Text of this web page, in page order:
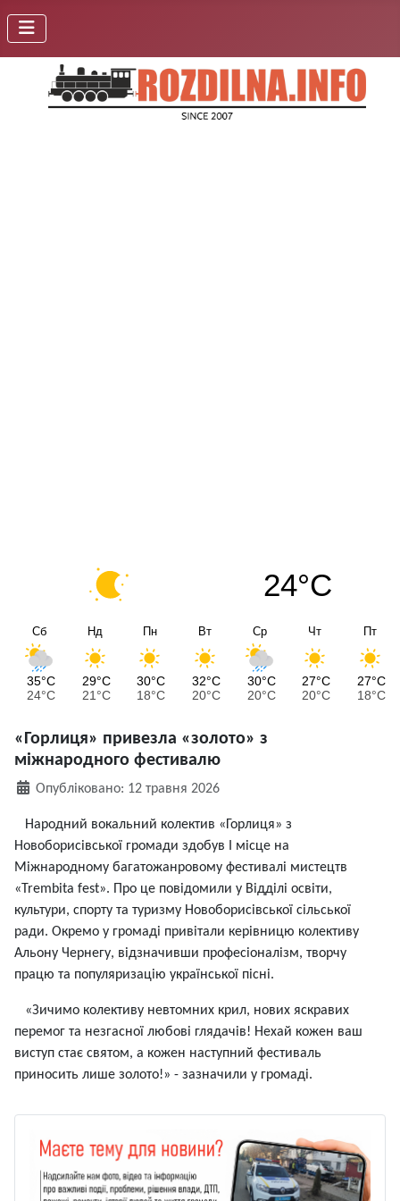
24°C
Сб
35°C
24°C
Нд
29°C
21°C
Пн
30°C
18°C
Вт
32°C
20°C
Ср
30°C
20°C
Чт
27°C
20°C
Пт
27°C
18°C
«Горлиця» привезла «золото» з
міжнародного фестивалю
ДеталіОпубліковано: 12 травня 2026
Народний вокальний колектив «Горлиця» з
Новоборисівської громади здобув І місце на
Міжнародному багатожанровому фестивалі мистецтв
«Trembita fest». Про це повідомили у Відділі освіти,
культури, спорту та туризму Новоборисівської сільської
ради. Окремо у громаді привітали керівницю колективу
Альону Чернегу, відзначивши професіоналізм, творчу
працю та популяризацію української пісні.
«Зичимо колективу невтомних крил, нових яскравих
перемог та незгасної любові глядачів! Нехай кожен ваш
виступ стає святом, а кожен наступний фестиваль
приносить лише золото!» - зазначили у громаді.